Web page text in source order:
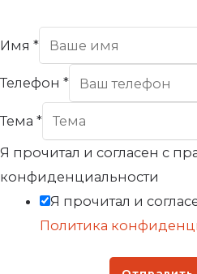
Имя *
Телефон *
Тема *
Я прочитал и согласен с
конфиденциальности
Я прочитал и
Политика